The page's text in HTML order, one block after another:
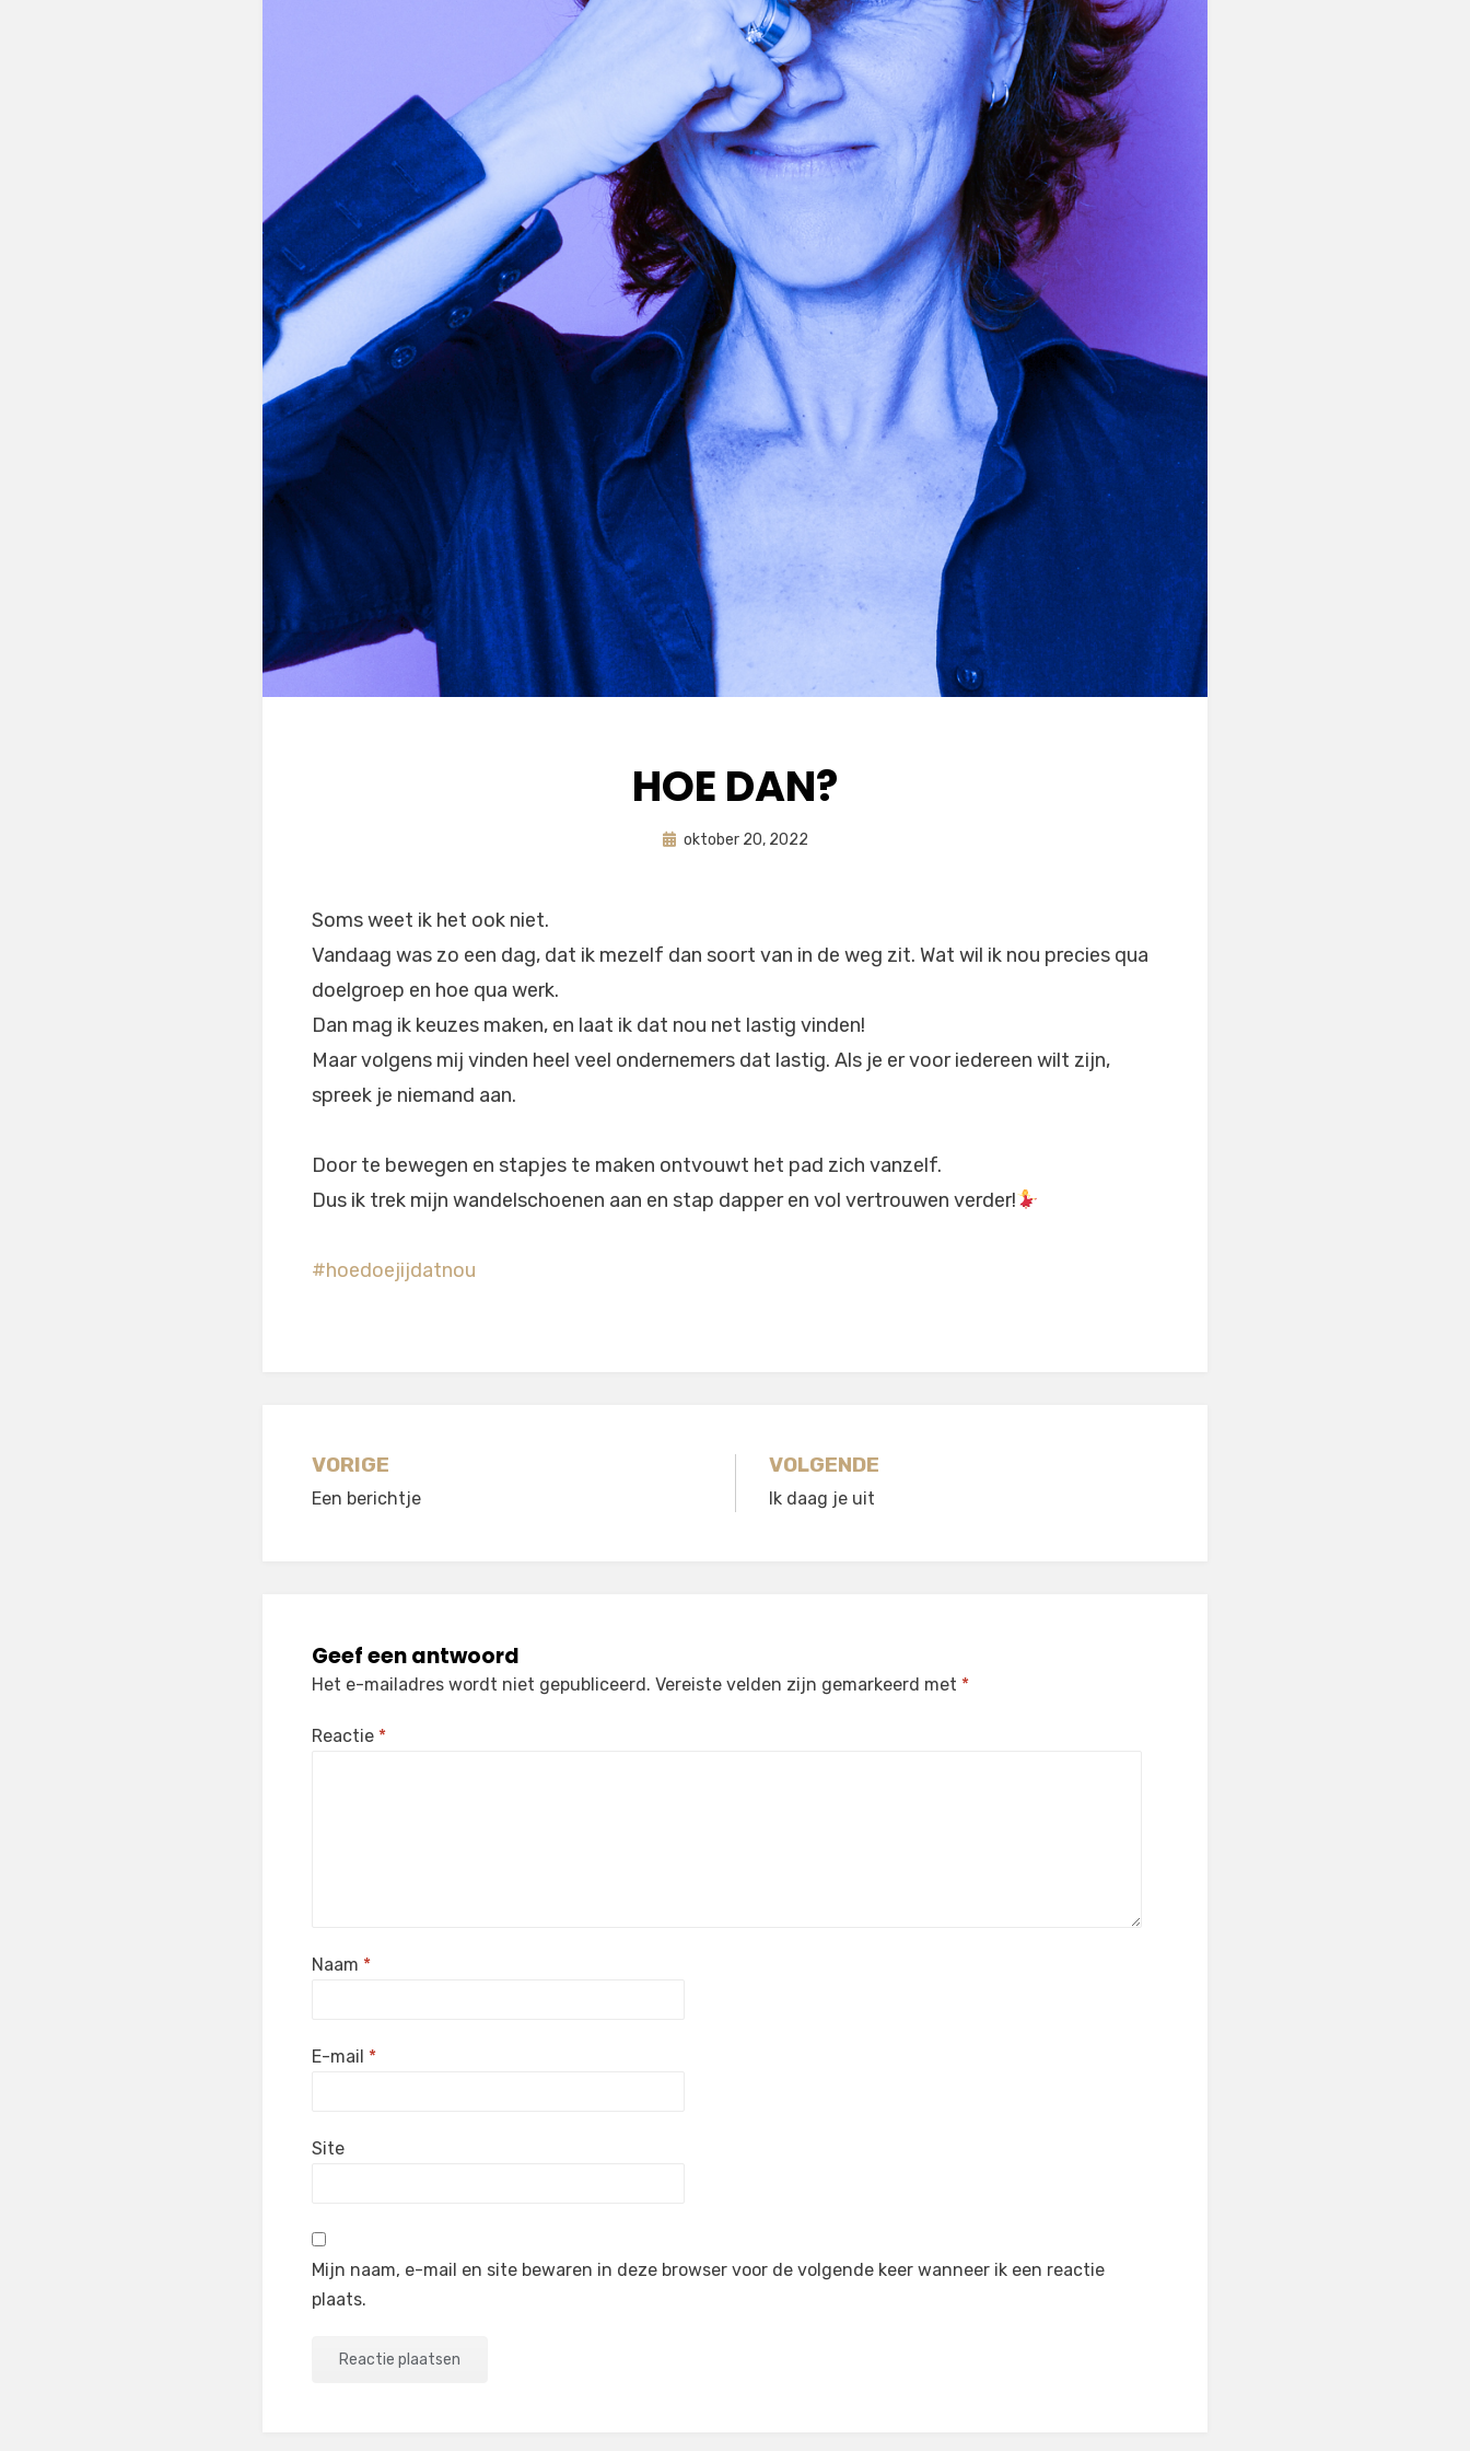
HOE DAN?
doorastrid
Geplaatst
oktober 20, 2022
Soms weet ik het ook niet.
Vandaag was zo een dag, dat ik mezelf dan soort van in de weg zit. Wat wil ik nou precies qua
doelgroep en hoe qua werk.
Dan mag ik keuzes maken, en laat ik dat nou net lastig vinden!
Maar volgens mij vinden heel veel ondernemers dat lastig. Als je er voor iedereen wilt zijn,
spreek je niemand aan.
Door te bewegen en stapjes te maken ontvouwt het pad zich vanzelf.
Dus ik trek mijn wandelschoenen aan en stap dapper en vol vertrouwen verder!
#hoedoejijdatnou
Berichtnavigatie
VORIGE
Een berichtje
VOLGENDE
Ik daag je uit
Geef een antwoord
Het e-mailadres wordt niet gepubliceerd. Vereiste velden zijn gemarkeerd met *
Reactie *
Naam *
E-mail *
Site
Mijn naam, e-mail en site bewaren in deze browser voor de volgende keer wanneer ik een reactie
plaats.